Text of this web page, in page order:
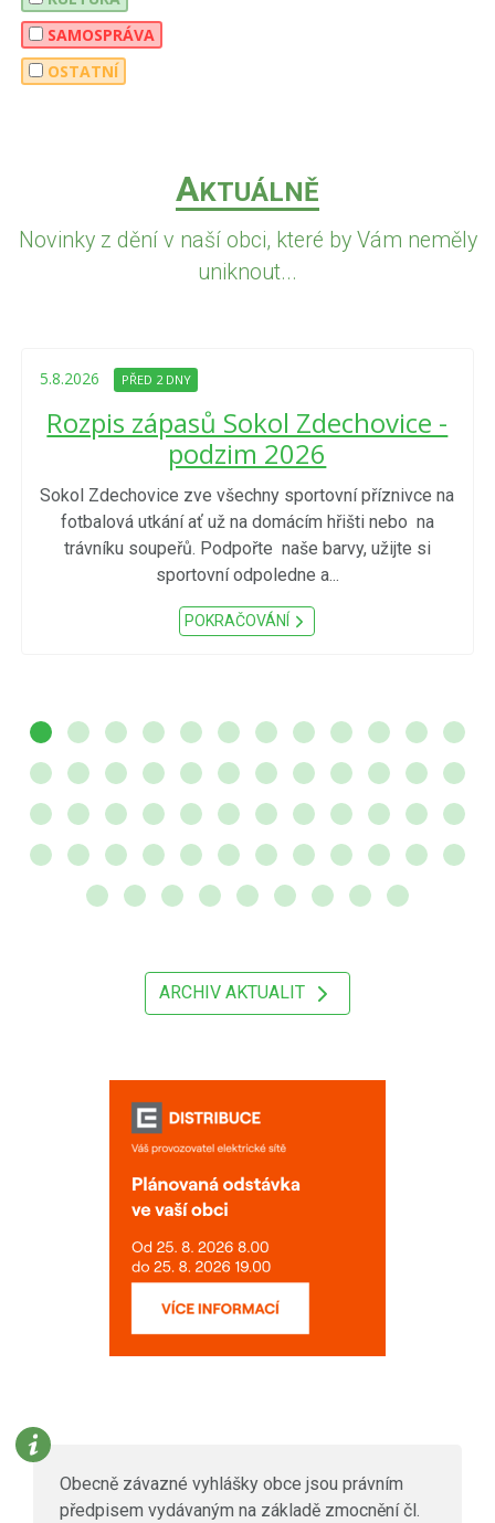
SAMOSPRÁVA
OSTATNÍ
AKTUÁLNĚ
Novinky z dění v naší obci, které by Vám neměly
uniknout...
5.8.2026 PŘED 2 DNY
Rozpis zápasů Sokol Zdechovice -
podzim 2026
Sokol Zdechovice zve všechny sportovní příznivce na
fotbalová utkání ať už na domácím hřišti nebo na
trávníku soupeřů. Podpořte naše barvy, užijte si
sportovní odpoledne a...
POKRAČOVÁNÍ
ARCHIV AKTUALIT
Obecně závazné vyhlášky obce jsou právním
předpisem vydávaným na základě zmocnění čl.